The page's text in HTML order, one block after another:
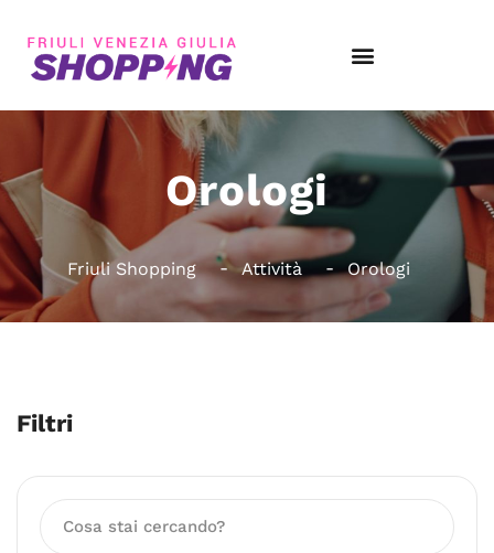
Orologi
Friuli Shopping Attività Orologi
Filtri